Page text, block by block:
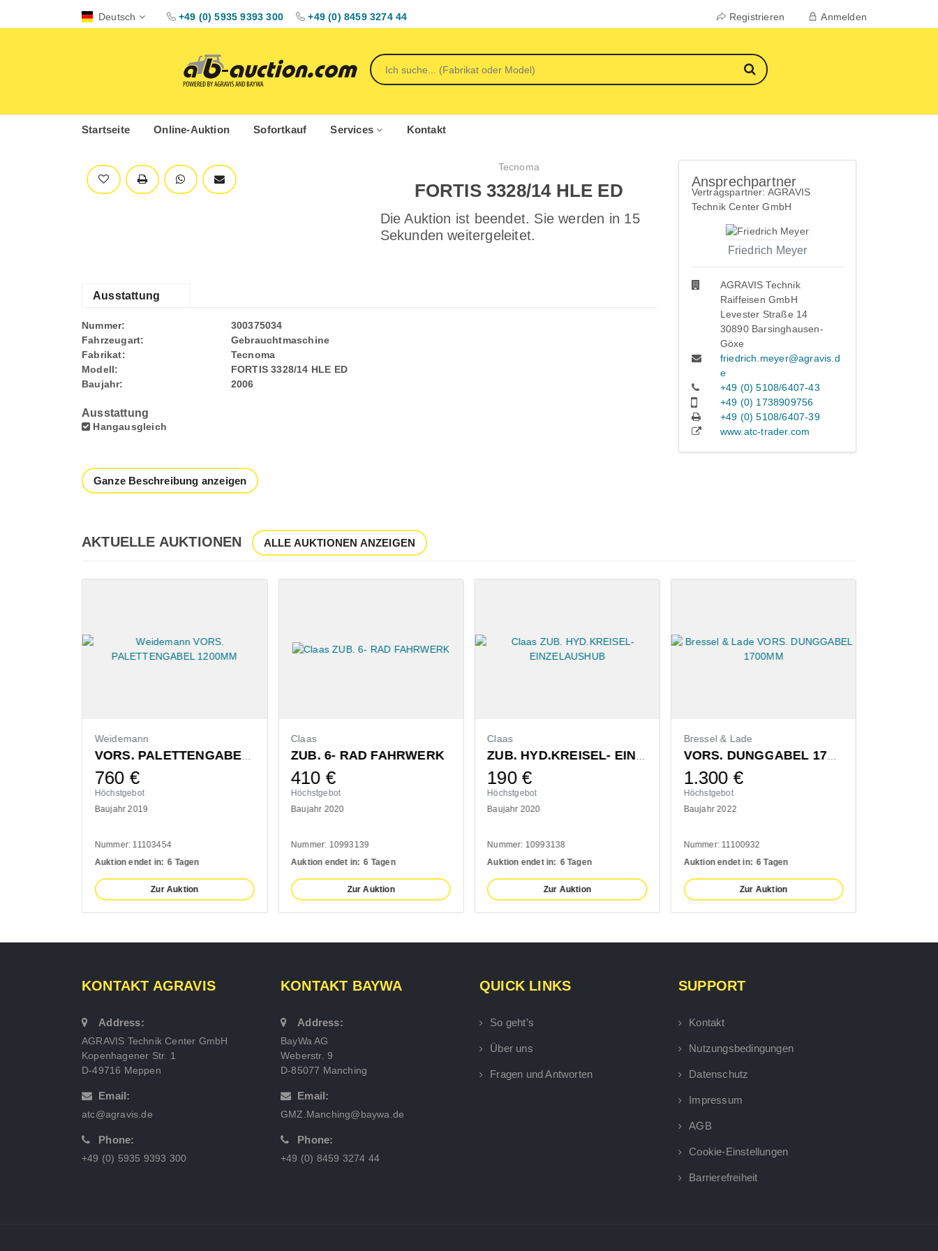
Deutsch +49 (0) 5935 9393 300 +49 (0) 8459 3274 44 Registrieren Anmelden
Startseite Online-Auktion Sofortkauf Services Kontakt
Tecnoma
FORTIS 3328/14 HLE ED
Die Auktion ist beendet. Sie werden in 15
Sekunden weitergeleitet.
Ausstattung
Nummer:
300375034
Fahrzeugart:
Gebrauchtmaschine
Fabrikat:
Tecnoma
Modell:
FORTIS 3328/14 HLE ED
Baujahr:
2006
Ausstattung
Hangausgleich
Ganze Beschreibung anzeigen
Ansprechpartner
Vertragspartner: AGRAVIS
Technik Center GmbH
Friedrich Meyer
AGRAVIS Technik
Raiffeisen GmbH
Levester Straße 14
30890 Barsinghausen-
Göxe
friedrich.meyer@agravis.d
e
+49 (0) 5108/6407-43
+49 (0) 1738909756
+49 (0) 5108/6407-39
www.atc-trader.com
AKTUELLE AUKTIONEN ALLE AUKTIONEN ANZEIGEN
Weidemann
760 €
Höchstgebot
Baujahr 2019
Nummer: 11103454
Auktion endet in: 6 Tagen
Zur Auktion
Claas
ZUB. 6- RAD FAHRWERK
410 €
Höchstgebot
Baujahr 2020
Nummer: 10993139
Auktion endet in: 6 Tagen
Zur Auktion
Claas
190€
Höchstgebot
Baujahr 2020
Nummer: 10993138
Auktion endet in: 6 Tagen
Zur Auktion
Bressel & Lade
VORS. DUNGGABEL 1700MM
1.300 €
Höchstgebot
Baujahr 2022
Nummer: 11100932
Auktion endet in: 6 Tagen
Zur Auktion
KONTAKT AGRAVIS
Address:
AGRAVIS Technik Center GmbH
Kopenhagener Str. 1
D-49716 Meppen
Email:
atc@agravis.de
Phone:
+49 (0) 5935 9393 300
KONTAKT BAYWA
Address:
BayWa AG
Weberstr. 9
D-85077 Manching
Email:
GMZ.Manching@baywa.de
Phone:
+49 (0) 8459 3274 44
QUICK LINKS
So geht’s
Über uns
Fragen und Antworten
SUPPORT
Kontakt
Nutzungsbedingungen
Datenschutz
Impressum
AGB
Cookie-Einstellungen
Barrierefreiheit